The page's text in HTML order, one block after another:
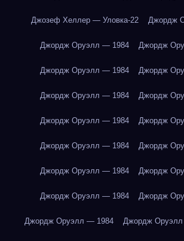
Джозеф Хеллер — Уловка-22 Джордж
Джордж Оруэлл — 1984 Джордж
Джордж Оруэлл — 1984 Джордж
Джордж Оруэлл — 1984 Джордж
Джордж Оруэлл — 1984 Джордж
Джордж Оруэлл — 1984 Джордж
Джордж Оруэлл — 1984 Джордж
Джордж Оруэлл — 1984 Джордж
Джордж Оруэлл — 1984 Джордж